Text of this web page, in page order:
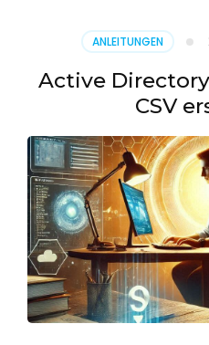
ANLEITUNGEN
Active
CSV